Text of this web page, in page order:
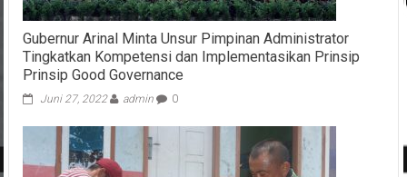
Gubernur Arinal Minta Unsur Pimpinan Administrator
Tingkatkan Kompetensi dan Implementasikan Prinsip
Prinsip Good Governance
Juni 27, 2022 admin 0